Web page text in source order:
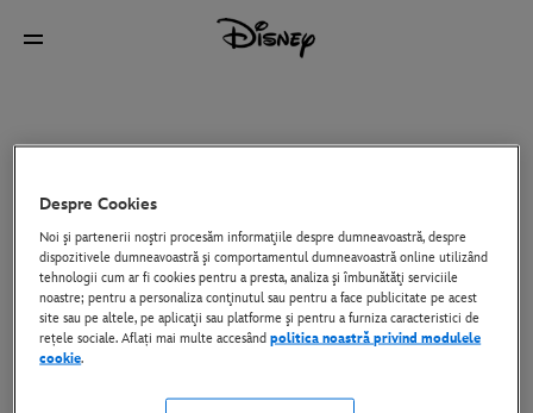
Despre Cookies
Noi şi partenerii noştri procesăm informaţiile despre dumneavoastră, despre
dispozitivele dumneavoastră şi comportamentul dumneavoastră online utilizând
tehnologii cum ar fi cookies pentru a presta, analiza şi îmbunătăţi serviciile
noastre; pentru a personaliza conţinutul sau pentru a face publicitate pe acest
site sau pe altele, pe aplicaţii sau platforme şi pentru a furniza caracteristici de
rețele sociale. Aflați mai multe accesândpolitica noastră privind modulele
cookie.